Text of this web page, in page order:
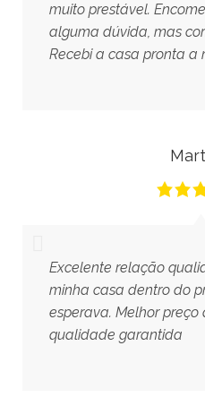
muito prestável.
alguma dúvida, mas
Recebi a casa pronta a
Excelente relação
minha casa dentro do
esperava. Melhor preço
qualidade garantida